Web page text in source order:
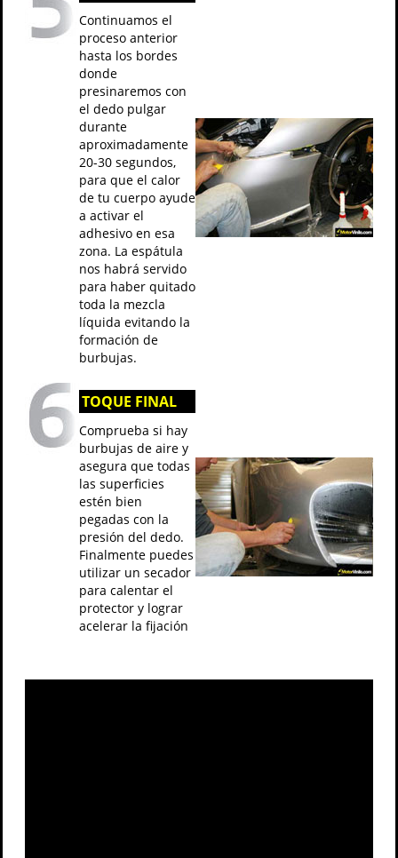
Continuamos el
proceso anterior
hasta los bordes
donde
presinaremos con
el dedo pulgar
durante
aproximadamente
20-30 segundos,
para que el calor
de tu cuerpo ayude
a activar el
adhesivo en esa
zona. La espátula
nos habrá servido
para haber quitado
toda la mezcla
líquida evitando la
formación de
burbujas.
TOQUE FINAL
Comprueba si hay
burbujas de aire y
asegura que todas
las superficies
estén bien
pegadas con la
presión del dedo.
Finalmente puedes
utilizar un secador
para calentar el
protector y lograr
acelerar la fijación